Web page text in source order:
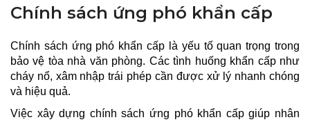
Chính sách ứng phó khẩn cấp
Chính sách ứng phó khẩn cấp là yếu tố quan trọng trong
bảo vệ tòa nhà văn phòng. Các tình huống khẩn cấp như
cháy nổ, xâm nhập trái phép cần được xử lý nhanh chóng
và hiệu quả.
Việc xây dựng chính sách ứng phó khẩn cấp giúp nhân